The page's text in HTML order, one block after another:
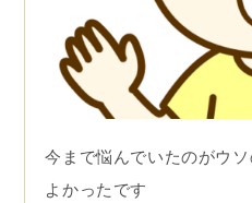
今まで悩んでいたのがウ
よかったです